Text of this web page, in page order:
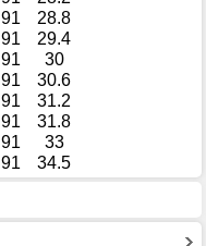
91
28.8
91
29.4
91
30
91
30.6
91
31.2
91
31.8
91
33
91
34.5